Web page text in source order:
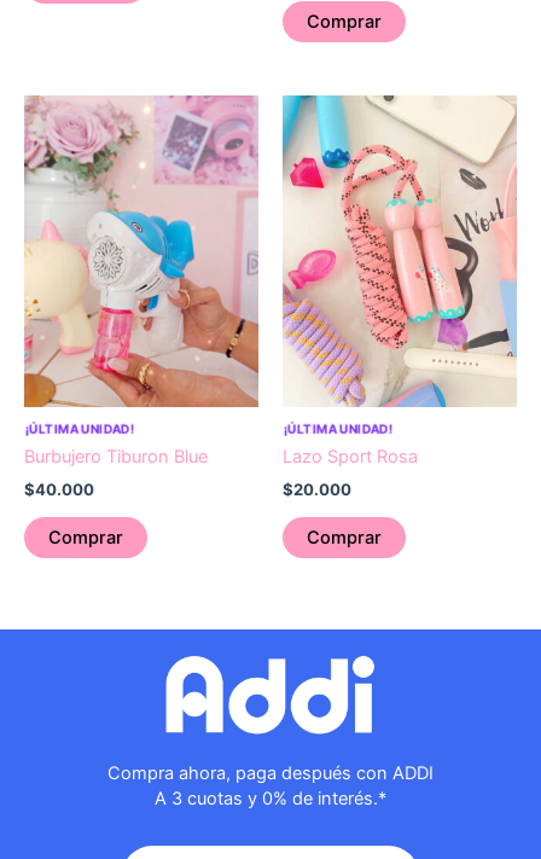
Comprar
¡ÚLTIMA UNIDAD!
Burbujero Tiburon Blue
$40.000
Comprar
¡ÚLTIMA UNIDAD!
Lazo Sport Rosa
$20.000
Comprar
Compra ahora, paga después con ADDI
A 3 cuotas y 0% de interés.*